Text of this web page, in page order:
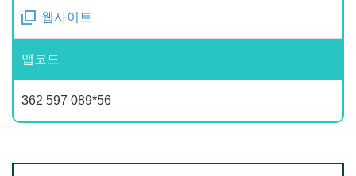
웹사이트
맵코드
362 597 089*56